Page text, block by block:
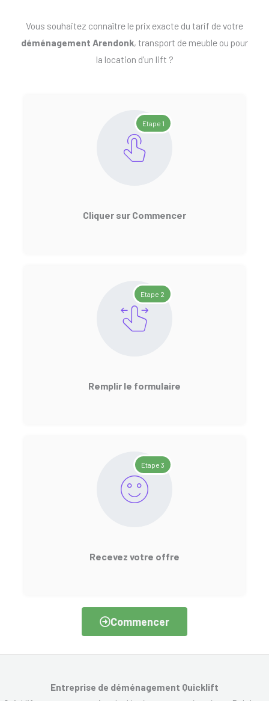
Vous souhaitez connaître le prix exacte du tarif de votre
déménagement Arendonk, transport de meuble ou pour
la location d’un lift ?
Etape 1
Cliquer sur Commencer
Etape 2
Remplir le formulaire
Etape 3
Recevez votre offre
Commencer
Entreprise de déménagement Quicklift